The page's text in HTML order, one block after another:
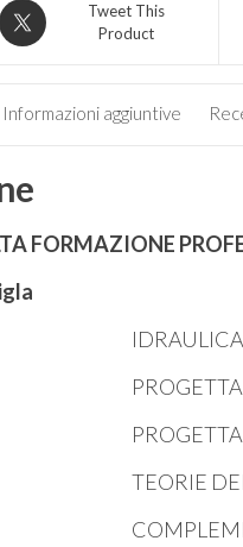
Tweet This
Product
Informazioni aggiuntive
FORMAZIONE
TEORIE